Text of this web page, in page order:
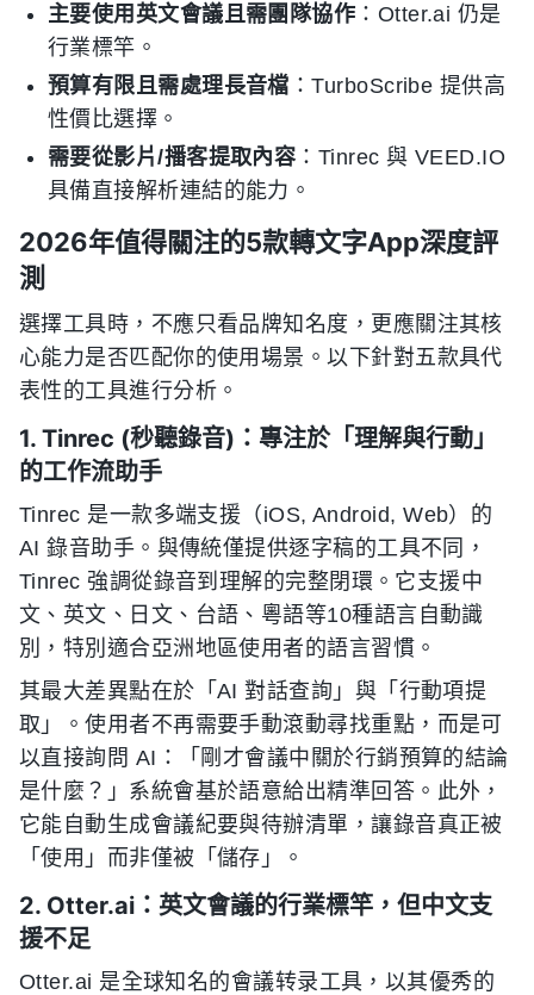
主要使用英文會議且需團隊協作 ：Otter.ai 仍是
行業標竿。
預算有限且需處理長音檔 ：TurboScribe 提供高
性價比選擇。
需要從影片/播客提取內容 ：Tinrec 與 VEED.IO
具備直接解析連結的能力。
2026年值得關注的5款轉文字App深度評
測
選擇工具時，不應只看品牌知名度，更應關注其核
心能力是否匹配你的使用場景。以下針對五款具代
表性的工具進行分析。
1. Tinrec (秒聽錄音)：專注於「理解與行動」
的工作流助手
Tinrec 是一款多端支援（iOS, Android, Web）的
AI 錄音助手。與傳統僅提供逐字稿的工具不同，
Tinrec 強調從錄音到理解的完整閉環。它支援中
文、英文、日文、台語、粵語等10種語言自動識
別，特別適合亞洲地區使用者的語言習慣。
其最大差異點在於「AI 對話查詢」與「行動項提
取」。使用者不再需要手動滾動尋找重點，而是可
以直接詢問 AI：「剛才會議中關於行銷預算的結論
是什麼？」系統會基於語意給出精準回答。此外，
它能自動生成會議紀要與待辦清單，讓錄音真正被
「使用」而非僅被「儲存」。
2. Otter.ai：英文會議的行業標竿，但中文支
援不足
Otter.ai 是全球知名的會議转录工具，以其優秀的